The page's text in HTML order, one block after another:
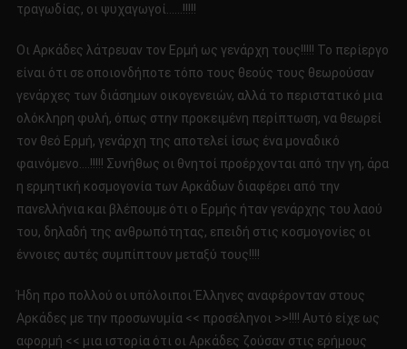
τραγωδίας, οι ψυχαγωγοί……!!!!!
Οι Αρκάδες λάτρευαν τον Ερμή ως γενάρχη τους!!!!! Το περίεργο
είναι ότι σε οποιονδήποτε τόπο τους θεούς τους θεωρούσαν
γενάρχες των διάσημων οικογενειών, αλλά το περιστατικό μια
ολόκληρη φυλή, όπως στην προκειμένη περίπτωση, να θεωρεί
τον θεό Ερμή, γενάρχη της αποτελεί ίσως ένα μοναδικό
φαινόμενο….!!!!! Συνήθως οι θνητοί προέρχονται από την γη, άρα
η ερμητική κοσμογονία των Αρκάδων διαφέρει από την
πανελλήνια και βλέπουμε ότι ο Ερμής ήταν γενάρχης του λαού
του, δηλαδή της ανθρωπότητας, επειδή στις κοσμογονίες οι
έννοιες αυτές συμπίπτουν μεταξύ τους!!!!
Ήδη προ πολλού οι υπόλοιποι Έλληνες αναφέρονταν στους
Αρκάδες με την προσωνυμία << προσέληνοι >>!!!! Αυτό είχε ως
αφορμή << μια ιστορία ότι οι Αρκάδες ζούσαν στις ερήμους